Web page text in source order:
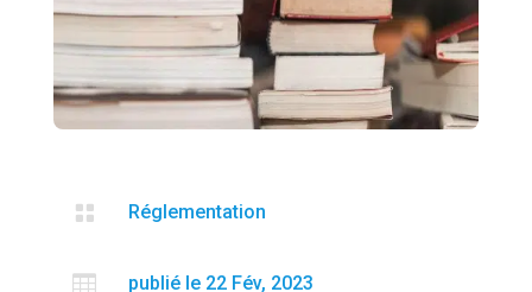
 Réglementation
 publié le 22 Fév, 2023